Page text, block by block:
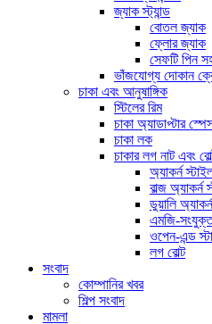
জ্যাক স্ট্যান্ড
বোতল জ্যাক
ফ্লোর জ্যাক
সেফটি পিন
ভাঁজযোগ্য দোকান
চাকা এবং আনুষাঙ্গিক
স্টিলের রিম
চাকা অ্যাডাপ্টার
চাকা লক
চাকার লগ নাট এবং
অ্যাকর্ন
বাল্জ অ্যাকর্ন
ডুয়ালি
এমজি-সংযুক্ত
ওপেন-এন্ড
লগ বোল্ট
সংবাদ
কোম্পানির খবর
শিল্প সংবাদ
মামলা